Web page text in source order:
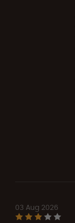
03 Aug 2026